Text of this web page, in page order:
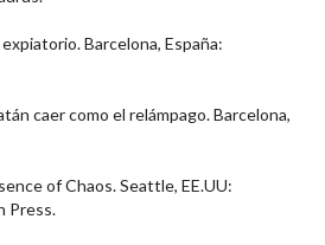
Barcelona, España:
caer como el relámpago. Barcelona,
of Chaos. Seattle, EE.UU:
Press.